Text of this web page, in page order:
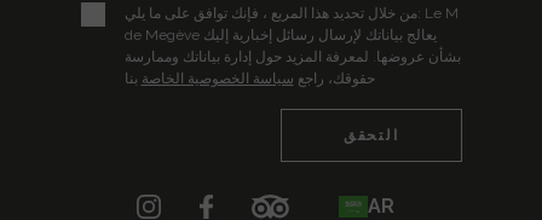
من خلال تحديد هذا المربع ، فإنك توافق على ما يلي: Le M
de Megève يعالج بياناتك لإرسال رسائل إخبارية إليك
بشأن عروضها. لمعرفة المزيد حول إدارة بياناتك وممارسة
حقوقك، راجع سياسة الخصوصية الخاصة بنا
AR